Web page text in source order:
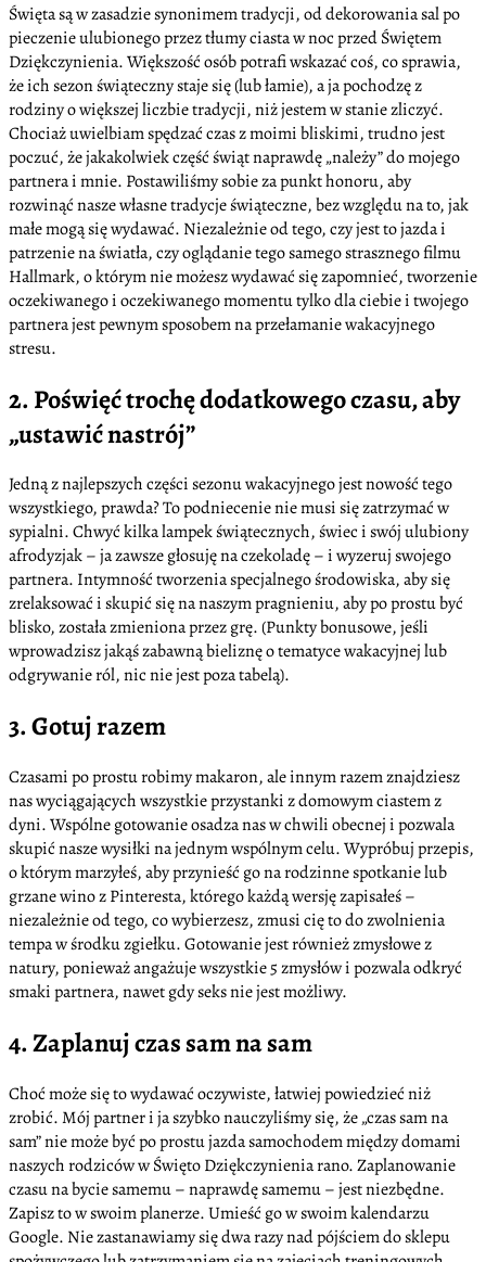
Święta są w zasadzie synonimem tradycji, od dekorowania sal po
pieczenie ulubionego przez tłumy ciasta w noc przed Świętem
Dziękczynienia. Większość osób potrafi wskazać coś, co sprawia,
że ich sezon świąteczny staje się (lub łamie), a ja pochodzę z
rodziny o większej liczbie tradycji, niż jestem w stanie zliczyć.
Chociaż uwielbiam spędzać czas z moimi bliskimi, trudno jest
poczuć, że jakakolwiek część świąt naprawdę „należy” do mojego
partnera i mnie. Postawiliśmy sobie za punkt honoru, aby
rozwinąć nasze własne tradycje świąteczne, bez względu na to, jak
małe mogą się wydawać. Niezależnie od tego, czy jest to jazda i
patrzenie na światła, czy oglądanie tego samego strasznego filmu
Hallmark, o którym nie możesz wydawać się zapomnieć, tworzenie
oczekiwanego i oczekiwanego momentu tylko dla ciebie i twojego
partnera jest pewnym sposobem na przełamanie wakacyjnego
stresu.
2. Poświęć trochę dodatkowego czasu, aby
„ustawić nastrój”
Jedną z najlepszych części sezonu wakacyjnego jest nowość tego
wszystkiego, prawda? To podniecenie nie musi się zatrzymać w
sypialni. Chwyć kilka lampek świątecznych, świec i swój ulubiony
afrodyzjak – ja zawsze głosuję na czekoladę – i wyzeruj swojego
partnera. Intymność tworzenia specjalnego środowiska, aby się
zrelaksować i skupić się na naszym pragnieniu, aby po prostu być
blisko, została zmieniona przez grę. (Punkty bonusowe, jeśli
wprowadzisz jakąś zabawną bieliznę o tematyce wakacyjnej lub
odgrywanie ról, nic nie jest poza tabelą).
3. Gotuj razem
Czasami po prostu robimy makaron, ale innym razem znajdziesz
nas wyciągających wszystkie przystanki z domowym ciastem z
dyni. Wspólne gotowanie osadza nas w chwili obecnej i pozwala
skupić nasze wysiłki na jednym wspólnym celu. Wypróbuj przepis,
o którym marzyłeś, aby przynieść go na rodzinne spotkanie lub
grzane wino z Pinteresta, którego każdą wersję zapisałeś –
niezależnie od tego, co wybierzesz, zmusi cię to do zwolnienia
tempa w środku zgiełku. Gotowanie jest również zmysłowe z
natury, ponieważ angażuje wszystkie 5 zmysłów i pozwala odkryć
smaki partnera, nawet gdy seks nie jest możliwy.
4. Zaplanuj czas sam na sam
Choć może się to wydawać oczywiste, łatwiej powiedzieć niż
zrobić. Mój partner i ja szybko nauczyliśmy się, że „czas sam na
sam” nie może być po prostu jazda samochodem między domami
naszych rodziców w Święto Dziękczynienia rano. Zaplanowanie
czasu na bycie samemu – naprawdę samemu – jest niezbędne.
Zapisz to w swoim planerze. Umieść go w swoim kalendarzu
Google. Nie zastanawiamy się dwa razy nad pójściem do sklepu